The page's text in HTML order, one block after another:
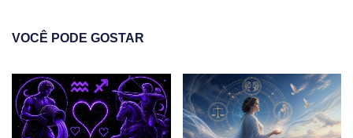
VOCÊ PODE GOSTAR